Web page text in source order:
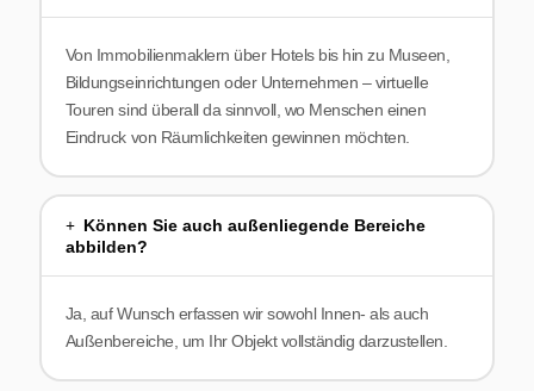
Von Immobilienmaklern über Hotels bis hin zu Museen,
Bildungseinrichtungen oder Unternehmen – virtuelle
Touren sind überall da sinnvoll, wo Menschen einen
Eindruck von Räumlichkeiten gewinnen möchten.
Können Sie auch außenliegende Bereiche
abbilden?
Ja, auf Wunsch erfassen wir sowohl Innen- als auch
Außenbereiche, um Ihr Objekt vollständig darzustellen.